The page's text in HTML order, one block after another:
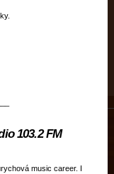
103.2 FM
music career. I